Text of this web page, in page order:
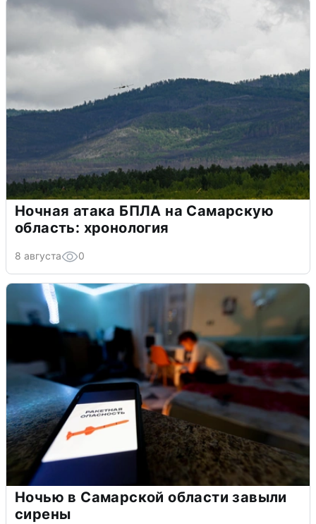
Ночная атака БПЛА на Самарскую
область: хронология
8 августа 0
Ночью в Самарской области завыли
сирены